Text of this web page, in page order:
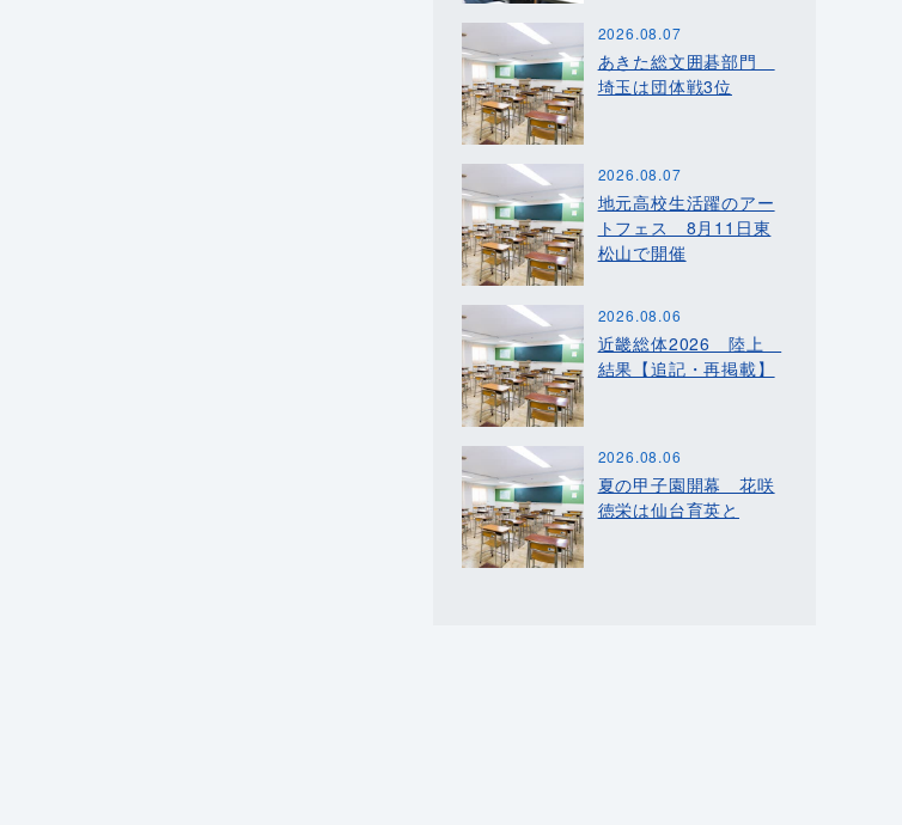
2026.08.07
あきた総文囲碁部門
埼玉は団体戦3位
2026.08.07
地元高校生活躍のアー
トフェス 8月11日東
松山で開催
2026.08.06
近畿総体2026 陸上
結果【追記・再掲載】
2026.08.06
夏の甲子園開幕 花咲
徳栄は仙台育英と